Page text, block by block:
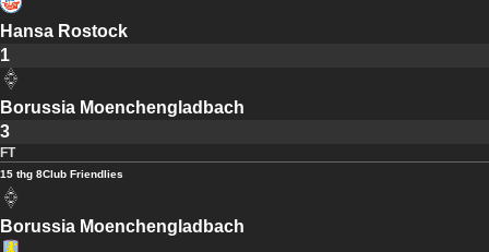
Hansa Rostock
1
Borussia Moenchengladbach
3
FT
15 thg 8Club Friendlies
Borussia Moenchengladbach